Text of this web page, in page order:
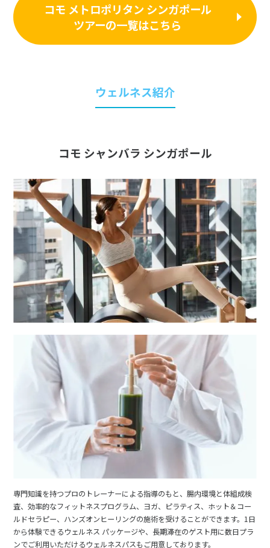
コモ メトロポリタン シンガポール
ツアーの一覧はこちら
ウェルネス紹介
コモ シャンバラ シンガポール
専門知識を持つプロのトレーナーによる指導のもと、腸内環境と体組成検
査、効率的なフィットネスプログラム、ヨガ、ピラティス、ホット＆コー
ルドセラピー、ハンズオンヒーリングの施術を受けることができます。1日
から体験できるウェルネス パッケージや、長期滞在のゲスト用に数日プラ
ンでご利用いただけるウェルネスパスもご用意しております。